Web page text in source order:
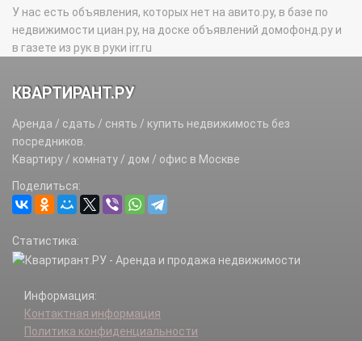
У нас есть объявления, которых нет на авито.ру, в базе по
недвижимости циан.ру, на доске объявлений домофонд.ру и
в газете из рук в руки irr.ru
КВАРТИРАНТ.РУ
Аренда / сдать / снять / купить недвижимость без
посредников.
Квартиру / комнату / дом / офис в Москве
Поделиться:
Статистика:
Информация:
Контактная информация
Политика конфиденциальности